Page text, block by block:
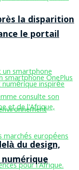
la disparition
le portail
du design,